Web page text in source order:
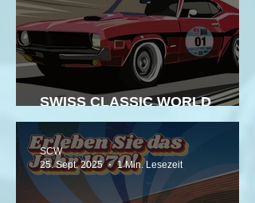
SWISS CLASSIC WORLD
RALLYE 2026
SCW
25. Sept. 2025
1 Min. Lesezeit